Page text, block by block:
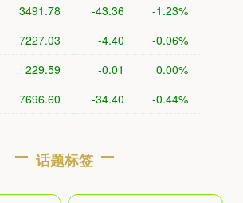
3491.78 -43.36 -1.23%
7227.03 -4.40 -0.06%
229.59 -0.01 0.00%
7696.60 -34.40 -0.44%
话题标签